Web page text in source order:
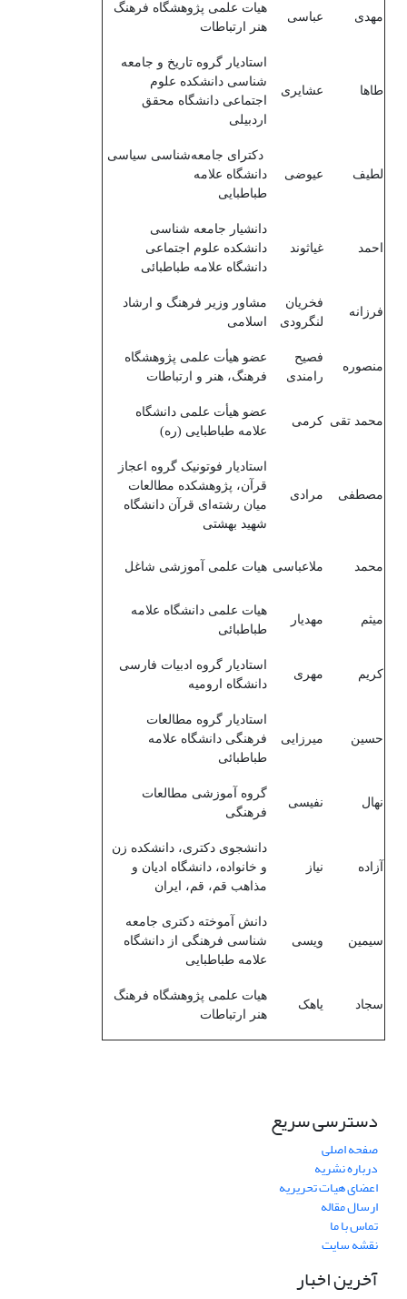
مهدی عباسی
هیات علمی پژوهشگاه فرهنگ
هنر ارتباطات
طاها عشایری
استادیار گروه تاریخ و جامعه
شناسی دانشکده علوم
اجتماعی دانشگاه محقق
اردبیلی
لطیف عیوضی
دکترای جامعه‌شناسی سیاسی
دانشگاه علامه
طباطبایی
احمد غیاثوند
دانشیار جامعه شناسی
دانشکده علوم اجتماعی
دانشگاه علامه طباطبائی
فرزانه
فخریان
لنگرودی
مشاور وزیر فرهنگ و ارشاد
اسلامی
منصوره
فصیح
رامندی
عضو هیأت علمی پژوهشگاه
فرهنگ، هنر و ارتباطات
محمد تقی کرمی
عضو هیأت علمی دانشگاه
علامه طباطبایی (ره)
مصطفی مرادی
استادیار فوتونیک گروه اعجاز
قرآن، پژوهشکده مطالعات
میان رشته‌ای قرآن دانشگاه
شهید بهشتی
محمد ملاعباسی هیات علمی آموزشی شاغل
میثم مهدیار
هیات علمی دانشگاه علامه
طباطبائی
کریم مهری
استادیار گروه ادبیات فارسی
دانشگاه ارومیه
حسین میرزایی
استادیار گروه مطالعات
فرهنگی دانشگاه علامه
طباطبائی
نهال نفیسی
گروه آموزشی مطالعات
فرهنگی
آزاده نیاز
دانشجوی دکتری، دانشکده زن
و خانواده، دانشگاه ادیان و
مذاهب قم، قم، ایران
سیمین ویسی
دانش آموخته دکتری جامعه
شناسی فرهنگی از دانشگاه
علامه طباطبایی
سجاد یاهک
هیات علمی پژوهشگاه فرهنگ
هنر ارتباطات
دسترسی سریع
صفحه اصلی
درباره نشریه
اعضای هیات تحریریه
ارسال مقاله
تماس با ما
نقشه سایت
آخرین اخبار